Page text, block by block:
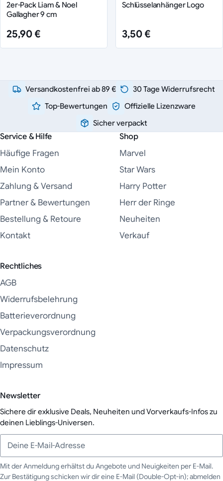
2er-Pack Liam & Noel
Gallagher 9 cm
25,90 €
Schlüsselanhänger Logo
3,50 €
Versandkostenfrei ab 89 €
30 Tage Widerrufsrecht
Top-Bewertungen
Offizielle Lizenzware
Sicher verpackt
Service & Hilfe
Häufige Fragen
Mein Konto
Zahlung & Versand
Partner & Bewertungen
Bestellung & Retoure
Kontakt
Shop
Marvel
Star Wars
Harry Potter
Herr der Ringe
Neuheiten
Verkauf
Rechtliches
AGB
Widerrufsbelehrung
Batterieverordnung
Verpackungsverordnung
Datenschutz
Impressum
Newsletter
Sichere dir exklusive Deals, Neuheiten und Vorverkaufs-Infos zu
deinen Lieblings-Universen.
Deine E-Mail-Adresse
Mit der Anmeldung erhältst du Angebote und Neuigkeiten per E-Mail.
Zur Bestätigung schicken wir dir eine E-Mail (Double-Opt-in); abmelden